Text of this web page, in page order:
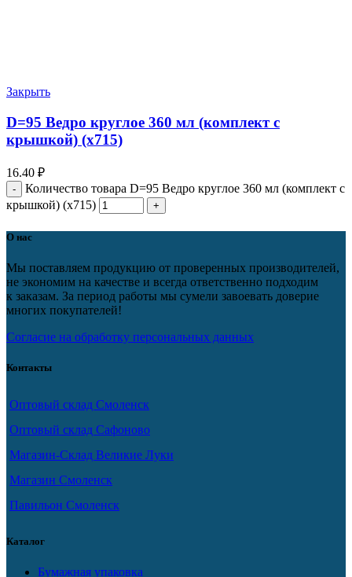
Закрыть
D=95 Ведро круглое 360 мл (комплект с
крышкой) (х715)
16.40 ₽
Количество товара D=95 Ведро круглое 360 мл (комплект с
крышкой) (х715)
О нас
Мы поставляем продукцию от проверенных производителей,
не экономим на качестве и всегда ответственно подходим
к заказам. За период работы мы сумели завоевать доверие
многих покупателей!
Согласие на обработку персональных данных
Контакты
Оптовый склад Смоленск
Оптовый склад Сафоново
Магазин-Склад Великие Луки
Магазин Смоленск
Павильон Смоленск
Каталог
Бумажная упаковка